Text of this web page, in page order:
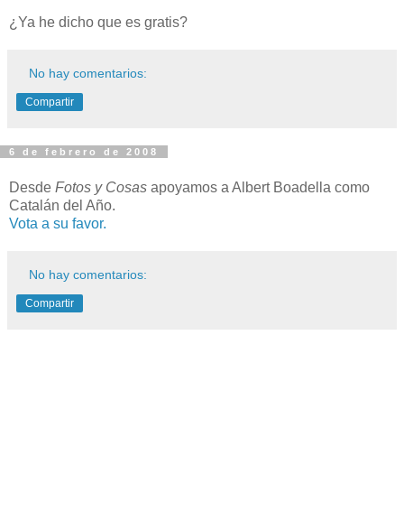
¿Ya he dicho que es gratis?
No hay comentarios:
Compartir
6 de febrero de 2008
Desde Fotos y Cosas apoyamos a Albert Boadella como
Catalán del Año.
Vota a su favor.
No hay comentarios:
Compartir